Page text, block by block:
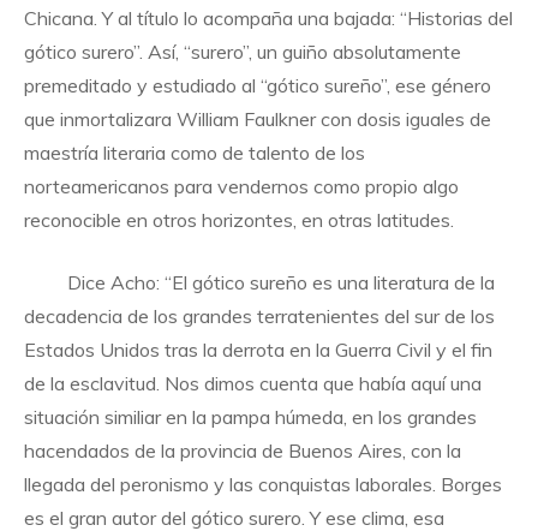
Chicana. Y al título lo acompaña una bajada: “Historias del
gótico surero”. Así, “surero”, un guiño absolutamente
premeditado y estudiado al “gótico sureño”, ese género
que inmortalizara William Faulkner con dosis iguales de
maestría literaria como de talento de los
norteamericanos para vendernos como propio algo
reconocible en otros horizontes, en otras latitudes.
Dice Acho: “El gótico sureño es una literatura de la
decadencia de los grandes terratenientes del sur de los
Estados Unidos tras la derrota en la Guerra Civil y el fin
de la esclavitud. Nos dimos cuenta que había aquí una
situación similiar en la pampa húmeda, en los grandes
hacendados de la provincia de Buenos Aires, con la
llegada del peronismo y las conquistas laborales. Borges
es el gran autor del gótico surero. Y ese clima, esa